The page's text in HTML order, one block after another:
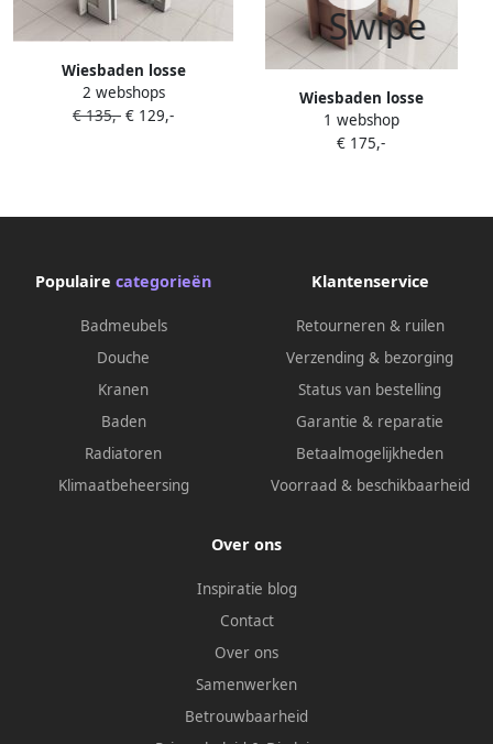
Wiesbaden losse
scharnierset + hendel
geschikt voor profielloze
2 webshops
€ 135,- € 129,-
Wiesbaden losse
scharnierset + hendel
geschikt voor profielloze
1 webshop
€ 175,-
Populaire categorieën
Badmeubels
Douche
Kranen
Baden
Radiatoren
Klimaatbeheersing
Klantenservice
Retourneren & ruilen
Verzending & bezorging
Status van bestelling
Garantie & reparatie
Betaalmogelijkheden
Voorraad & beschikbaarheid
Over ons
Inspiratie blog
Contact
Over ons
Samenwerken
Betrouwbaarheid